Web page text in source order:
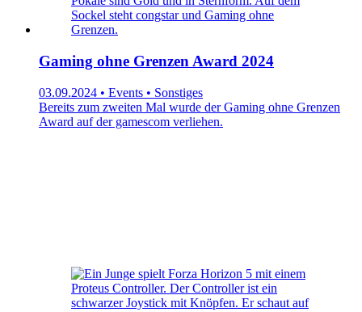
Gaming ohne Grenzen Award 2024
03.09.2024 • Events • Sonstiges
Bereits zum zweiten Mal wurde der Gaming ohne Grenzen
Award auf der gamescom verliehen.